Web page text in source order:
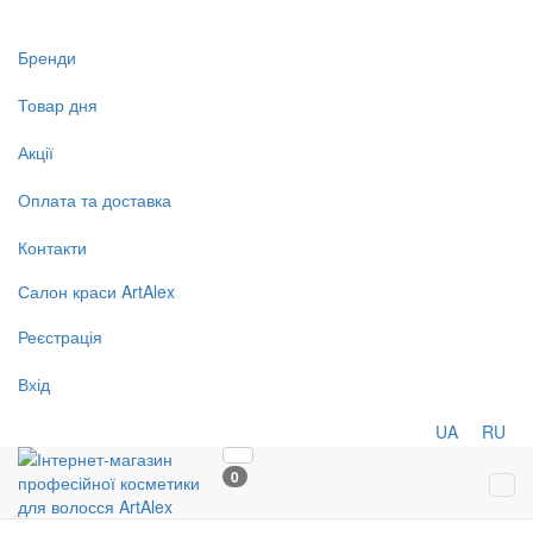
Бренди
Товар дня
Акції
Оплата та доставка
Контакти
Салон краси ArtAlex
Реєстрація
Вхід
UA RU
0